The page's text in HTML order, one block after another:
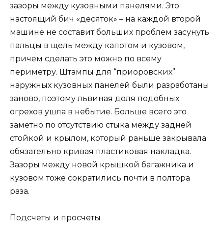
зазоры между кузовными панелями. Это
настоящий бич «десяток» – на каждой второй
машине не составит больших проблем засунуть
пальцы в щель между капотом и кузовом,
причем сделать это можно по всему
периметру. Штампы для “приоровских”
наружных кузовных панелей были разработаны
заново, поэтому львиная доля подобных
огрехов ушла в небытие. Больше всего это
заметно по отсутствию стыка между задней
стойкой и крылом, который раньше закрывала
обязательно кривая пластиковая накладка.
Зазоры между новой крышкой багажника и
кузовом тоже сократились почти в полтора
раза.
Подсчеты и просчеты